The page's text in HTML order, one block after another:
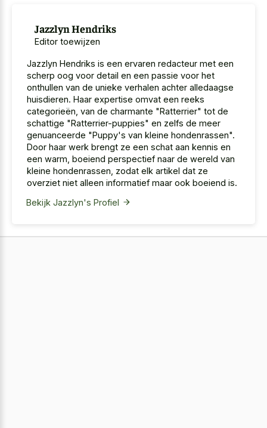
Jazzlyn Hendriks
Editor toewijzen
Jazzlyn Hendriks is een ervaren redacteur met een
scherp oog voor detail en een passie voor het
onthullen van de unieke verhalen achter alledaagse
huisdieren. Haar expertise omvat een reeks
categorieën, van de charmante "Ratterrier" tot de
schattige "Ratterrier-puppies" en zelfs de meer
genuanceerde "Puppy's van kleine hondenrassen".
Door haar werk brengt ze een schat aan kennis en
een warm, boeiend perspectief naar de wereld van
kleine hondenrassen, zodat elk artikel dat ze
overziet niet alleen informatief maar ook boeiend is.
Bekijk Jazzlyn's Profiel